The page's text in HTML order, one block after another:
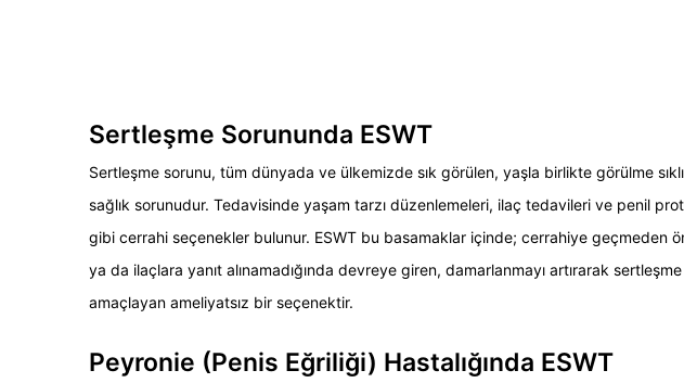
Sertleşme Sorununda ESWT
Sertleşme sorunu, tüm dünyada ve ülkemizde sık görülen, yaşla birlikte görülme
sağlık sorunudur. Tedavisinde yaşam tarzı düzenlemeleri, ilaç tedavileri ve penil
gibi cerrahi seçenekler bulunur. ESWT bu basamaklar içinde; cerrahiye geçmeden
ya da ilaçlara yanıt alınamadığında devreye giren, damarlanmayı artırarak
amaçlayan ameliyatsız bir seçenektir.
Peyronie (Penis Eğriliği) Hastalığında ESWT